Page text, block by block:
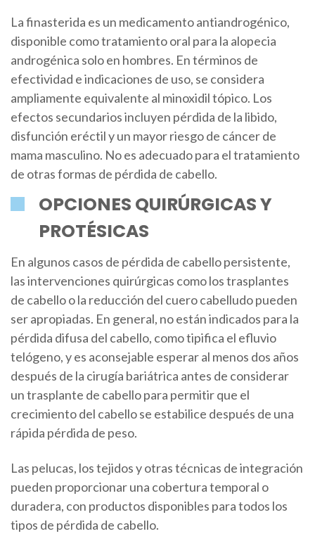
La finasterida es un medicamento antiandrogénico,
disponible como tratamiento oral para la alopecia
androgénica solo en hombres. En términos de
efectividad e indicaciones de uso, se considera
ampliamente equivalente al minoxidil tópico. Los
efectos secundarios incluyen pérdida de la libido,
disfunción eréctil y un mayor riesgo de cáncer de
mama masculino. No es adecuado para el tratamiento
de otras formas de pérdida de cabello.
OPCIONES QUIRÚRGICAS Y
PROTÉSICAS
En algunos casos de pérdida de cabello persistente,
las intervenciones quirúrgicas como los trasplantes
de cabello o la reducción del cuero cabelludo pueden
ser apropiadas. En general, no están indicados para la
pérdida difusa del cabello, como tipifica el efluvio
telógeno, y es aconsejable esperar al menos dos años
después de la cirugía bariátrica antes de considerar
un trasplante de cabello para permitir que el
crecimiento del cabello se estabilice después de una
rápida pérdida de peso.
Las pelucas, los tejidos y otras técnicas de integración
pueden proporcionar una cobertura temporal o
duradera, con productos disponibles para todos los
tipos de pérdida de cabello.